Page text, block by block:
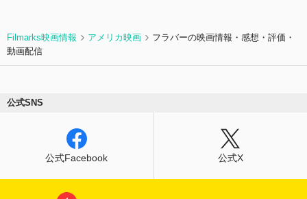
Filmarks映画情報 アメリカ映画
フラバーの映画情報・感想・評価・
動画配信
公式SNS
公式Facebook 公式X